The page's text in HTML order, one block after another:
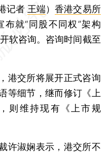
记者 王端）香港交易所
布就“同股不同权”架构
软咨询。咨询时间截至
交所将展开正式咨询
等细节，继而修订《上
则维持现有《上市规
淑娴表示，港交所不